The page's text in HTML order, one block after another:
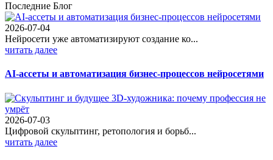
Последние Блог
2026-07-04
Нейросети уже автоматизируют создание ко...
читать далее
AI-ассеты и автоматизация бизнес-процессов нейросетями
2026-07-03
Цифровой скульптинг, ретопология и борьб...
читать далее